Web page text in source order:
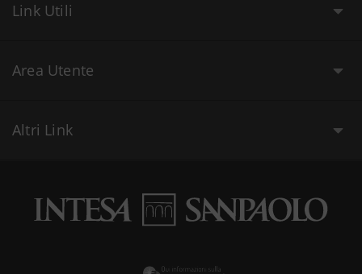
Link Utili
Area Utente
Altri Link